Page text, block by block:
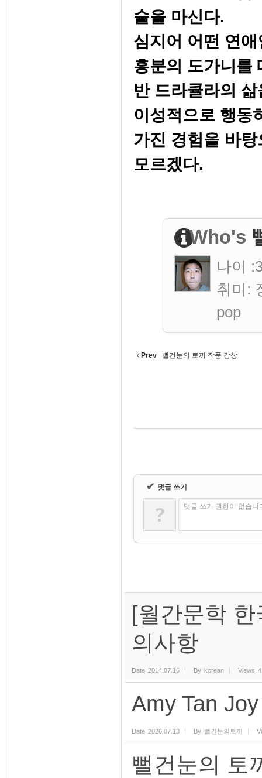
술을 마신다.
심지어 어떤 연
흥분의 도가니를
반 드라큘라의
이성적으로 행동
가진 경험을 바
모르겠다.
Who's
나이
취미:
pop
Prev 뻘건눈의 토끼 작품 감상
✔ 댓글 쓰기
? 댓글 쓰기 권한이 없습
[월간문학
의사항
Date 2014.07.16 By korean Views
Amy Tan
Date 2026.07.13 By 뻘건눈의토끼
뻘건눈의 토